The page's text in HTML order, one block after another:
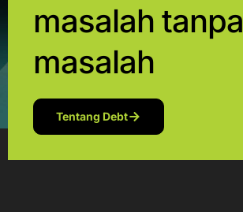
masalah tanpa
masalah
Tentang Debt